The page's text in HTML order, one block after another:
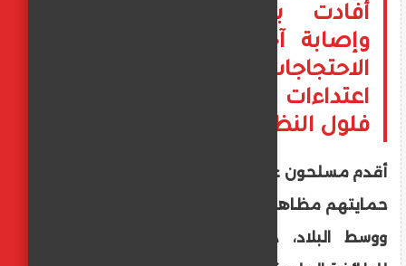
أفادت بمقتل عنصر أمن
وإصابة آخرين خلال حمايتهم
الاحتجاجات باللاذقية جراء
اعتداءات نفذها مسلّحون من
فلول النظام البائد
أقدم مسلحون على استهداف عناصر أمن أثناء
حمايتهم مظاهرات في مدن بالساحل السوري
ووسط البلاد، دعت لها المرجعية الروحية